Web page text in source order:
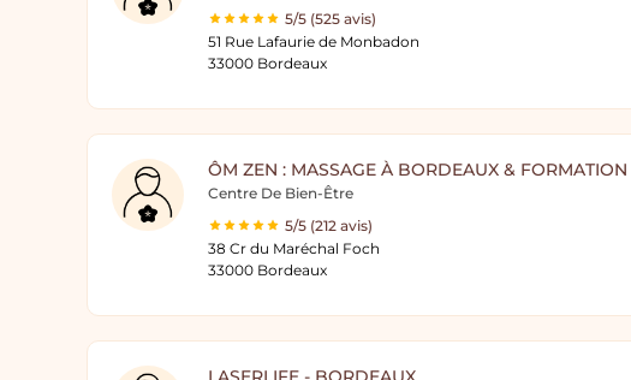
5/5 (525 avis)
51 Rue Lafaurie de Monbadon
33000 Bordeaux
ÔM ZEN : MASSAGE À BORDEAUX & FORMATION
Centre De Bien-Être
5/5 (212 avis)
38 Cr du Maréchal Foch
33000 Bordeaux